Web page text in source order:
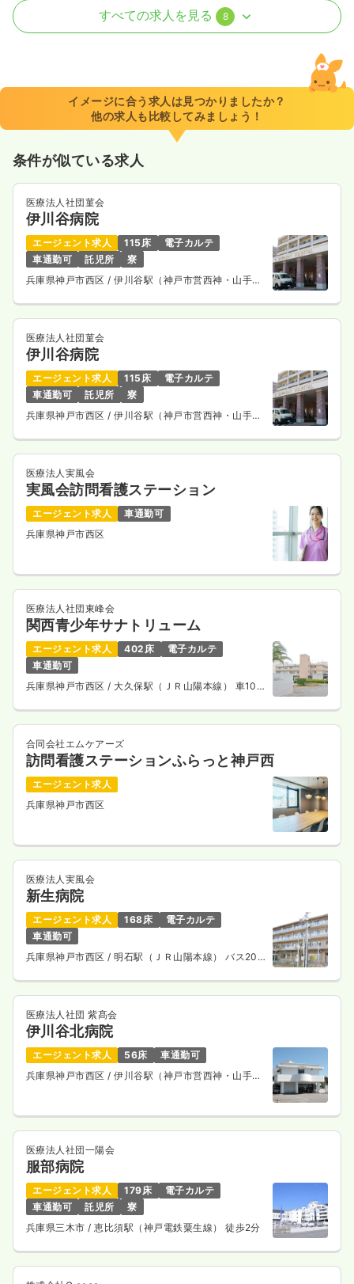
病棟
8:30～17:30
ブランク可
月給25万円以上可
気になる
日勤のみ（パート）
給与 時給1,300〜1,500円
時間 8:30～17:30
外来正・准看護師 クリニック
日勤のみ（常勤） 一時募集休止
給与 22.0万円〜
※一例
時間 8:30～17:30
4週8休以上
月給22万円以上可
詳細を見る
日勤のみ（パート）
給与 時給1,300〜1,500円
時間 8:30～17:30
時給1,500円以上可
介護・福祉系正・准看護師 クリニック
一時募集休止
給与 25.8万円〜/月 賞与1回
※一例
時間 8:30～17:30
月給25万円以上可
詳細を見る
2交代（常勤）
給与 お問い合わせください
時間 8:30～17:30
気になる 詳細を見る
日勤のみ（パート）
給与 お問い合わせください
時間 8:30～17:30
気になる 詳細を見る
すべての求人を見る 8
イメージに合う求人は見つかりましたか？
他の求人も比較してみましょう！
条件が似ている求人
医療法人社団菫会
伊川谷病院
エージェント求人 115床
電子カルテ
車通勤可
託児所
寮
兵庫県神戸市西区 / 伊川谷駅（神戸市営西神・山手
医療法人社団菫会
伊川谷病院
エージェント求人 115床
電子カルテ
車通勤可
託児所
寮
兵庫県神戸市西区 / 伊川谷駅（神戸市営西神・山手
医療法人実風会
実風会訪問看護ステーション
エージェント求人
車通勤可
兵庫県神戸市西区
医療法人社団東峰会
関西青少年サナトリューム
エージェント求人 402床
電子カルテ
車通勤可
兵庫県神戸市西区 / 大久保駅（ＪＲ山陽本線） 車10
合同会社エムケアーズ
訪問看護ステーションふらっと神戸西
エージェント求人
兵庫県神戸市西区
医療法人実風会
新生病院
エージェント求人 168床
電子カルテ
車通勤可
兵庫県神戸市西区 / 明石駅（ＪＲ山陽本線） バス20
医療法人社団 紫髙会
伊川谷北病院
エージェント求人 56床
車通勤可
兵庫県神戸市西区/ 伊川谷駅（神戸市営西神・山手
医療法人社団一陽会
服部病院
エージェント求人 179床
電子カルテ
車通勤可
託児所
寮
兵庫県三木市 / 恵比須駅（神戸電鉄粟生線） 徒歩2分